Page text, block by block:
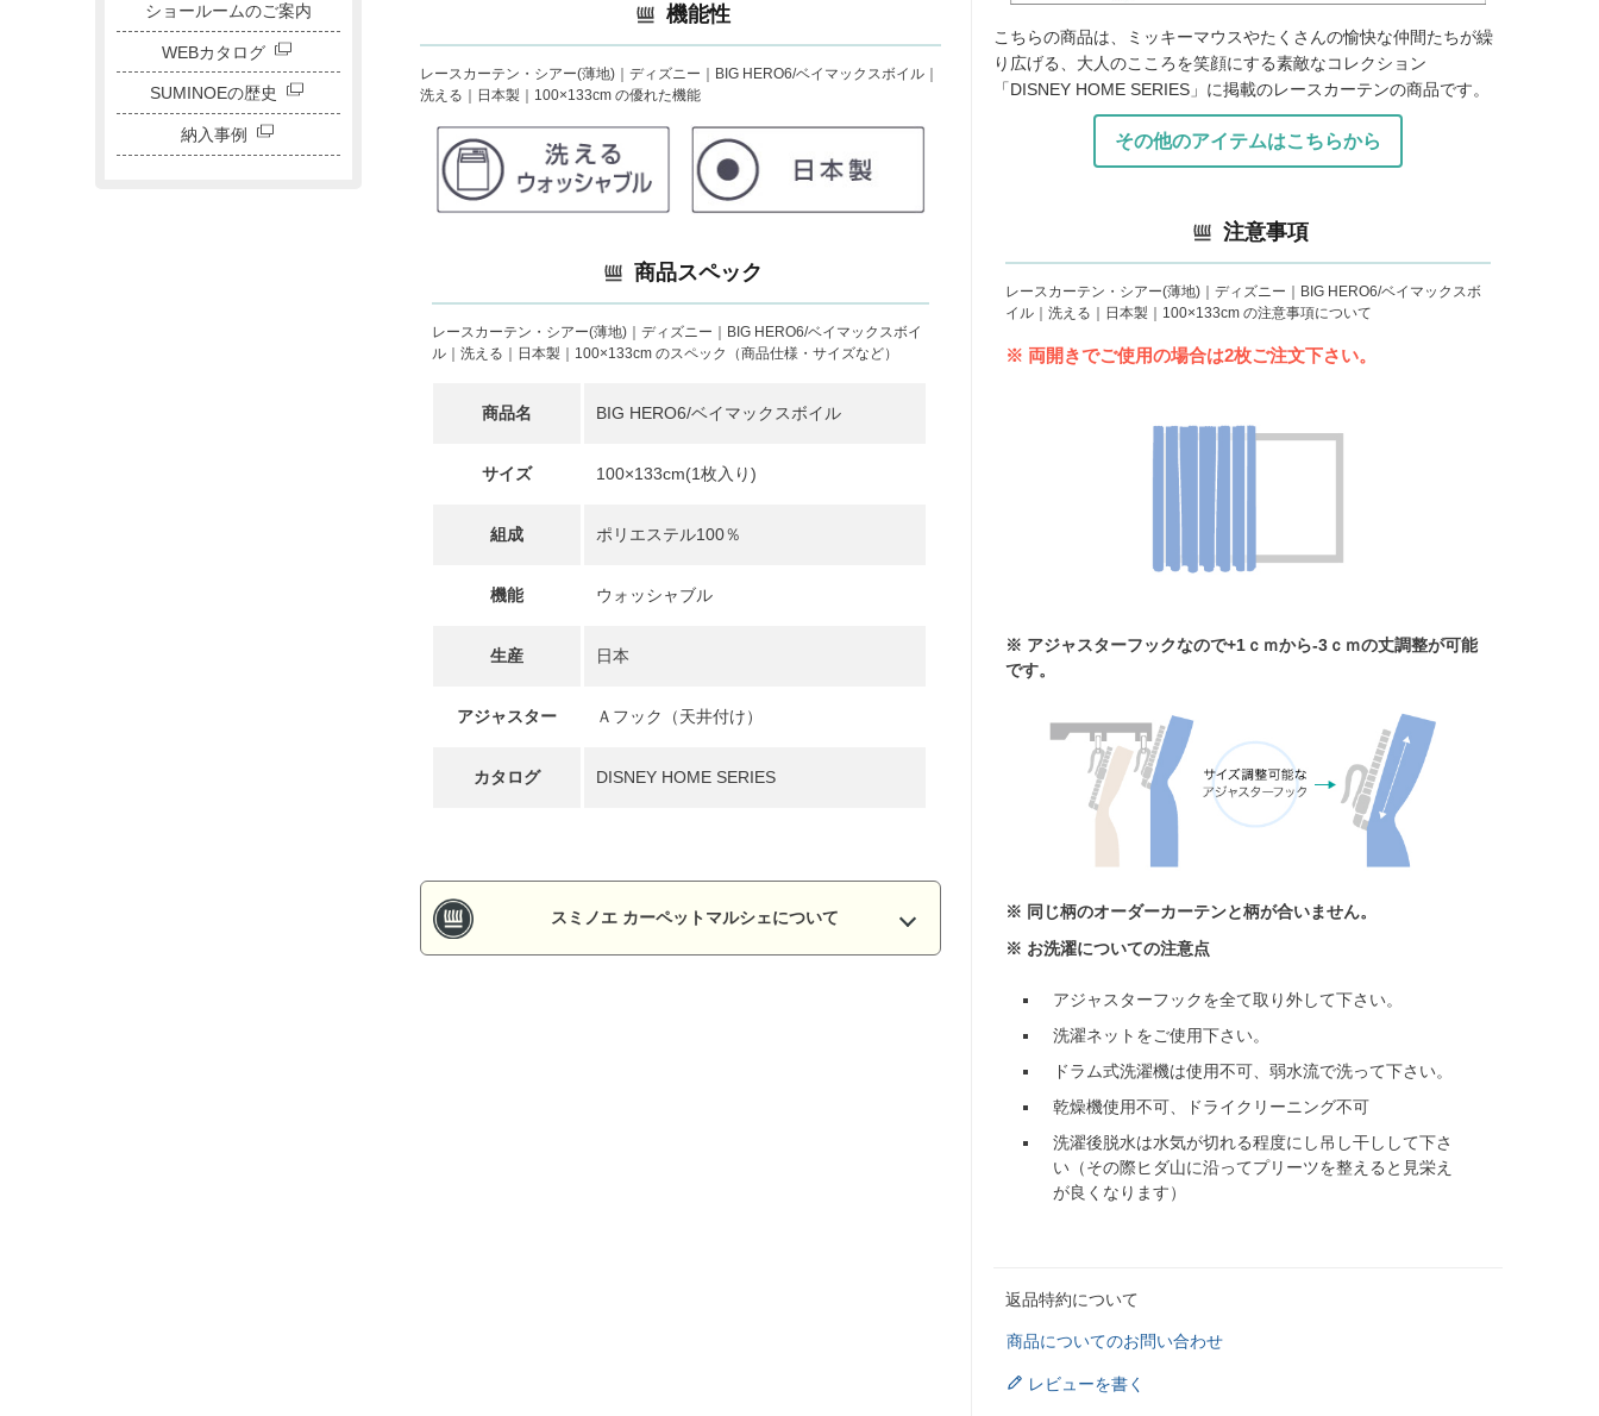
ショールームのご案内
WEBカタログ
SUMINOEの歴史
納入事例
機能性
レースカーテン・シアー(薄地)｜ディズニー｜BIG HERO6/ベイマックスボイル｜
洗える｜日本製｜100×133cm の優れた機能
商品スペック
レースカーテン・シアー(薄地)｜ディズニー｜BIG HERO6/ベイマックスボイ
ル｜洗える｜日本製｜100×133cm のスペック（商品仕様・サイズなど）
商品名 BIG HERO6/ベイマックスボイル
サイズ 100×133cm(1枚入り)
組成 ポリエステル100％
機能 ウォッシャブル
生産 日本
アジャスター Ａフック（天井付け）
カタログ DISNEY HOME SERIES
スミノエ カーペットマルシェについて
こちらの商品は、ミッキーマウスやたくさんの愉快な仲間たちが繰
り広げる、大人のこころを笑顔にする素敵なコレクション
「DISNEY HOME SERIES」に掲載のレースカーテンの商品です。
その他のアイテムはこちらから
注意事項
レースカーテン・シアー(薄地)｜ディズニー｜BIG HERO6/ベイマックスボ
イル｜洗える｜日本製｜100×133cm の注意事項について
※ 両開きでご使用の場合は2枚ご注文下さい。
※ アジャスターフックなので+1ｃｍから-3ｃｍの丈調整が可能
です。
※ 同じ柄のオーダーカーテンと柄が合いません。
※ お洗濯についての注意点
アジャスターフックを全て取り外して下さい。
洗濯ネットをご使用下さい。
ドラム式洗濯機は使用不可、弱水流で洗って下さい。
乾燥機使用不可、ドライクリーニング不可
洗濯後脱水は水気が切れる程度にし吊し干しして下さ
い（その際ヒダ山に沿ってプリーツを整えると見栄え
が良くなります）
返品特約について
商品についてのお問い合わせ
レビューを書く